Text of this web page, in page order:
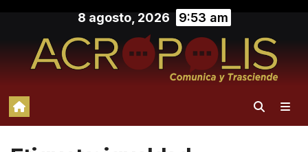
contenido
8 agosto, 2026 9:53 am